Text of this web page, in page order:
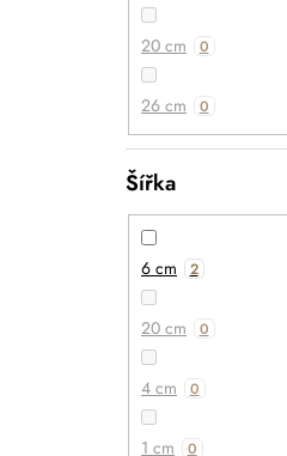
20 cm 0
26 cm 0
Šířka
6 cm 2
20 cm 0
4 cm 0
1 cm 0